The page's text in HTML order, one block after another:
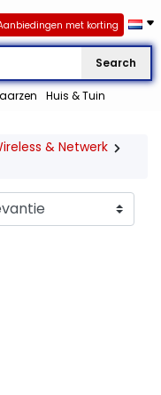
Search
Huis & Tuin
met korting
& Netwerk